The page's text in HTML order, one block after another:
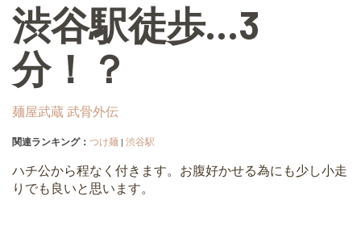
渋谷駅徒歩…3
分！？
麺屋武蔵 武骨外伝
関連ランキング： つけ麺 | 渋谷駅
ハチ公から程なく付きます。お腹好かせる為にも少し小走
りでも良いと思います。